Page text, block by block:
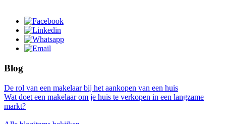
Blog
De rol van een makelaar bij het aankopen van een huis
Wat doet een makelaar om je huis te verkopen in een langzame
markt?